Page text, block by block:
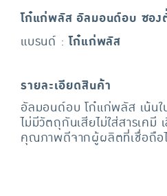
โก๋แก่พลัส อัลมอนด์อบ ซอ
แบรนด์ :โก๋แก่พลัส
รายละเอียดสินค้า
อัลมอนด์อบ โก๋แก่พลัส เน้นใ
ไม่มีวัตถุกันเสียไม่ใส่สารเคมี
คุณภาพดีจากผู้ผลิตที่เชื่อถือ